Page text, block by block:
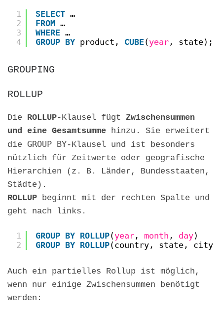
1
2
3
4
SELECT …
FROM …
WHERE …
GROUP BY product, CUBE(year , state);
GROUPING
ROLLUP
Die ROLLUP-Klausel fügt Zwischensummen
und eine Gesamtsumme hinzu. Sie erweitert
die GROUP BY-Klausel und ist besonders
nützlich für Zeitwerte oder geografische
Hierarchien (z. B. Länder, Bundesstaaten,
Städte).
ROLLUP beginnt mit der rechten Spalte und
geht nach links.
1
2
GROUP BY ROLLUP(year , month , day)
GROUP BY ROLLUP(country, state, city)
Auch ein partielles Rollup ist möglich,
wenn nur einige Zwischensummen benötigt
werden: